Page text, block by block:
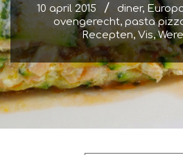
10 april 2015 diner,
ovengerecht, pasta
Recepten, Vis,